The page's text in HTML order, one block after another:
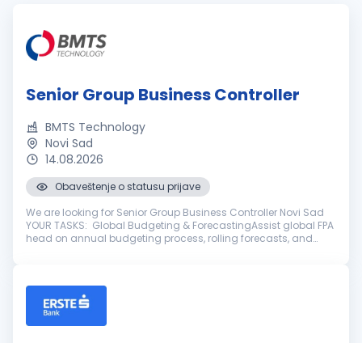
Senior Group Business Controller
BMTS Technology
Novi Sad
14.08.2026
Obaveštenje o statusu prijave
We are looking for Senior Group Business Controller Novi Sad
YOUR TASKS: Global Budgeting & ForecastingAssist global FPA
head on annual budgeting process, rolling forecasts, and